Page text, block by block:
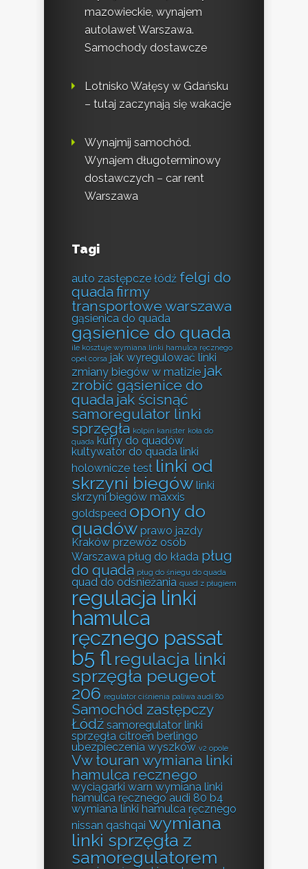
mazowieckie, wynajem
autolawet Warszawa.
Samochody dostawcze
Lotnisko Wałęsy w Gdańsku
– tutaj zaczynają się wakacje
Wynajmij samochód.
Wynajem długoterminowy
dostawczych – car rent
Warszawa
Tagi
auto zastępcze łódź felgi do
quada firmy
transportowe warszawa
gąsienica do quada
gąsienice do quada
ile kosztuje wymiana linki hamulca ręcznego
opel corsa jak wyregulować linki
zmiany biegów w matizie jak
zrobić gąsienice do
quada jak ścisnąć
samoregulator linki
sprzęgła kolpin kanister koła do
quada kufry do quadów
kultywator do quada linki
holownicze test linki od
skrzyni biegów linki
skrzyni biegów maxxis
goldspeed opony do
quadów prawo jazdy
Kraków przewóz osób
Warszawa pług do kłada pług
do quada pług do śniegu do quada
quad do odśnieżania quad z pługiem
regulacja linki
hamulca
ręcznego passat
b5 fl regulacja linki
sprzęgła peugeot
206 regulator ciśnienia paliwa audi 80
Samochód zastępczy
Łódź samoregulator linki
sprzęgła citroen berlingo
ubezpieczenia wyszków v2 opole
Vw touran wymiana linki
hamulca recznego
wyciągarki warn wymiana linki
hamulca ręcznego audi 80 b4
wymiana linki hamulca ręcznego
nissan qashqai wymiana
linki sprzęgła z
samoregulatorem